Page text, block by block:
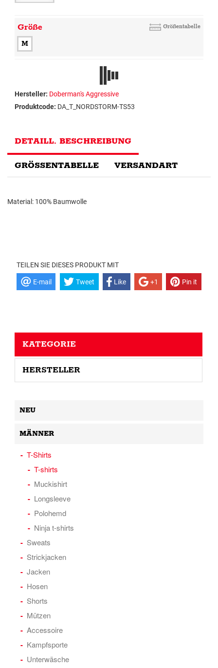
Größe Größentabelle
M
Hersteller: Doberman's Aggressive
Produktcode: DA_T_NORDSTORM-TS53
DETAILL. BESCHREIBUNG
GRÖSSENTABELLE VERSANDART
Material: 100% Baumwolle
TEILEN SIE DIESES PRODUKT MIT
E-mail Tweet Like +1 Pin it
KATEGORIE
HERSTELLER
NEU
MÄNNER
T-Shirts
T-shirts
Muckishirt
Longsleeve
Polohemd
Ninja t-shirts
Sweats
Strickjacken
Jacken
Hosen
Shorts
Mützen
Accessoire
Kampfsporte
Unterwäsche